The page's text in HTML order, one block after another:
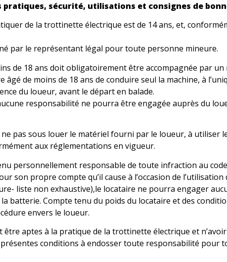
pratiques, sécurité, utilisations et consignes de
de la trottinette électrique est de 14 ans, et,
par le représentant légal pour toute personne mineure.
de 18 ans doit obligatoirement être accompagnée par
de moins de 18 ans de conduire seul la machine, à
du loueur, avant le départ en balade.
responsabilité ne pourra être engagée auprès du
ne pas sous louer le matériel fourni par le loueur, à
aux réglementations en vigueur.
personnellement responsable de toute infraction au
son propre compte qu’il cause à l’occasion de
liste non exhaustive),le locataire ne pourra engager
batterie. Compte tenu du poids du locataire et des
envers le loueur.
aptes à la pratique de la trottinette électrique et
présentes conditions à endosser toute responsabilité